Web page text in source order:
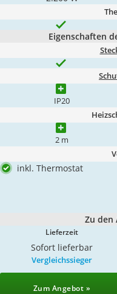
Eigenschaften
IP20
2 m
inkl. Thermostat
Zu den
Lieferzeit
Sofort lieferbar
Vergleichssieger
Zum Angebot »